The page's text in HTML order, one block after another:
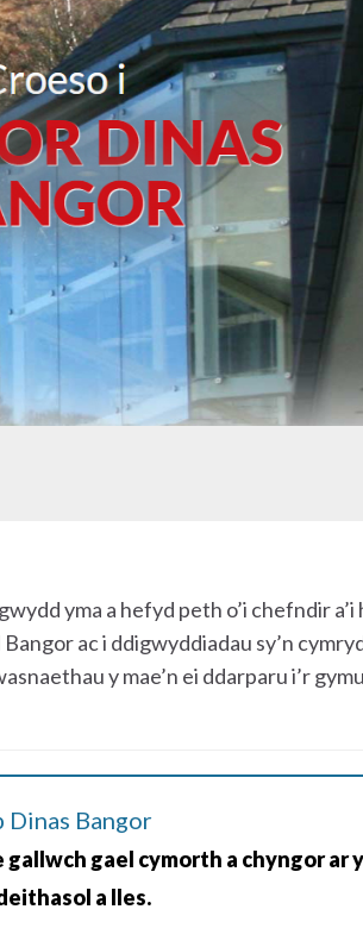
yma a hefyd peth o’i chefndir
ac i ddigwyddiadau sy’n
y mae’n ei ddarparu i’r
Dinas Bangor
gallwch gael cymorth a chyngor
a lles.